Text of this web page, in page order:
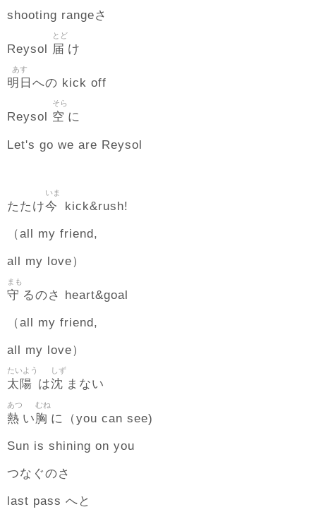
shooting rangeさ
Reysol 届
とど
け
明日
あす
への kick off
Reysol 空
そら
に
Let's go we are Reysol
たたけ今
いま
kick&rush!
（all my friend,
all my love）
守
まも
るのさ heart&goal
（all my friend,
all my love）
太陽
たいよう
は沈
しず
まない
熱
あつ
い 胸
むね
に（you can see)
Sun is shining on you
つなぐのさ
last pass へと